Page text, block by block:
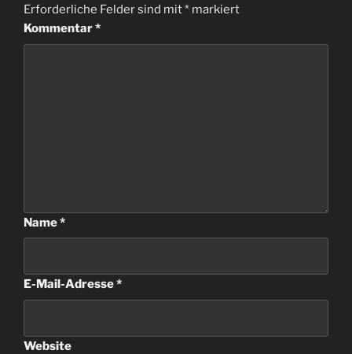
Erforderliche Felder sind mit* markiert
Kommentar*
Name*
E-Mail-Adresse*
Website